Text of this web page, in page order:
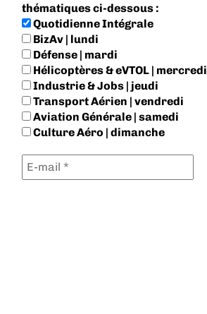
thématiques ci-dessous :
Quotidienne Intégrale
BizAv | lundi
Défense | mardi
Hélicoptères & eVTOL | mercredi
Industrie & Jobs | jeudi
Transport Aérien | vendredi
Aviation Générale | samedi
Culture Aéro | dimanche